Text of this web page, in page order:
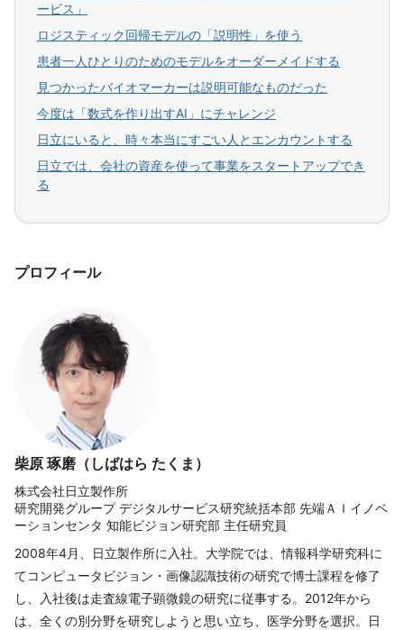
ービス」
ロジスティック回帰モデルの「説明性」を使う
患者一人ひとりのためのモデルをオーダーメイドする
見つかったバイオマーカーは説明可能なものだった
今度は「数式を作り出すAI」にチャレンジ
日立にいると、時々本当にすごい人とエンカウントする
日立では、会社の資産を使って事業をスタートアップでき
る
プロフィール
柴原 琢磨（しばはら たくま）
株式会社日立製作所
研究開発グループ デジタルサービス研究統括本部 先端ＡＩイノベ
ーションセンタ 知能ビジョン研究部 主任研究員
2008年4月、日立製作所に入社。大学院では、情報科学研究科に
てコンピュータビジョン・画像認識技術の研究で博士課程を修了
し、入社後は走査線電子顕微鏡の研究に従事する。2012年から
は、全くの別分野を研究しようと思い立ち、医学分野を選択。日